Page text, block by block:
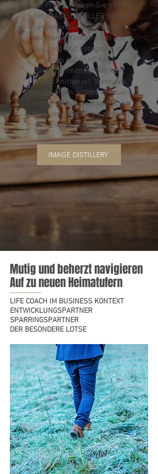
In der Praxis erleben Sie mich in
der IMAGE DISTILLERY, eine
angewandte und äußerst
wirksame Kombination aus
Coaching und Fotografie, die
genau auf feinfühlige
Unternehmensentwickler
zugeschnitten ist. Wenn Sie
bald loslegen wollen, schauen
Sie doch gleich dort vorbei. Ich
freue mich auf Sie und Ihre
Entdeckungstour.
IMAGE DISTILLERY
Mutig und beherzt navigieren
Auf zu neuen Heimatufern
LIFE COACH IM BUSINESS KONTEXT
ENTWICKLUNGSPARTNER
SPARRINGSPARTNER
DER BESONDERE LOTSE